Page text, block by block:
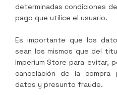
determinadas condiciones
pago que utilice el usuario.
Es importante que los
sean los mismos que del
Imperium Store para evitar,
cancelación de la
datos y presunto fraude.